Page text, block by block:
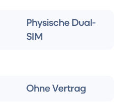
Physische Dual-
SIM
Ohne Vertrag